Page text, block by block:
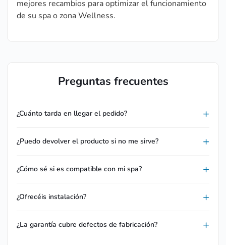
mejores recambios para optimizar el funcionamiento
de su spa o zona Wellness.
Preguntas frecuentes
¿Cuánto tarda en llegar el pedido?
¿Puedo devolver el producto si no me sirve?
¿Cómo sé si es compatible con mi spa?
¿Ofrecéis instalación?
¿La garantía cubre defectos de fabricación?